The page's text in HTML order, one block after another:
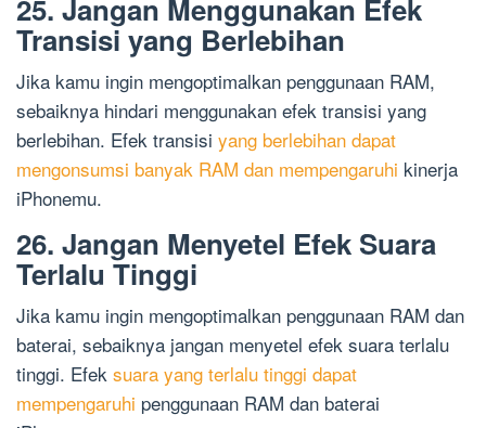
25. Jangan Menggunakan Efek
Transisi yang Berlebihan
Jika kamu ingin mengoptimalkan penggunaan RAM,
sebaiknya hindari menggunakan efek transisi yang
berlebihan. Efek transisi yang berlebihan dapat
mengonsumsi banyak RAM dan mempengaruhi kinerja
iPhonemu.
26. Jangan Menyetel Efek Suara
Terlalu Tinggi
Jika kamu ingin mengoptimalkan penggunaan RAM dan
baterai, sebaiknya jangan menyetel efek suara terlalu
tinggi. Efek suara yang terlalu tinggi dapat
mempengaruhi penggunaan RAM dan baterai